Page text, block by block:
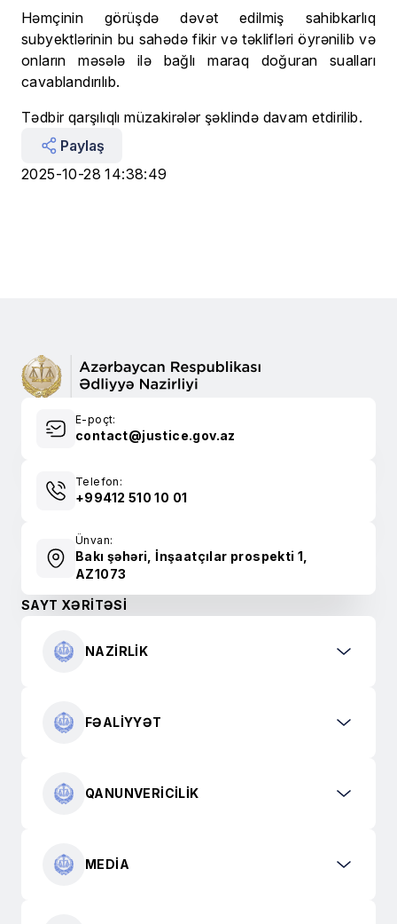
Həmçinin görüşdə dəvət edilmiş sahibkarlıq
subyektlərinin bu sahədə fikir və təklifləri öyrənilib və
onların məsələ ilə bağlı maraq doğuran sualları
cavablandırılıb.
Tədbir qarşılıqlı müzakirələr şəklində davam etdirilib.
Paylaş
2025-10-28 14:38:49
E-poçt:
contact@justice.gov.az
Telefon:
+99412 510 10 01
Ünvan:
Bakı şəhəri, İnşaatçılar prospekti 1,
AZ1073
SAYT XƏRİTƏSİ
NAZIRLIK
FƏALIYYƏT
QANUNVERICILIK
MEDIA